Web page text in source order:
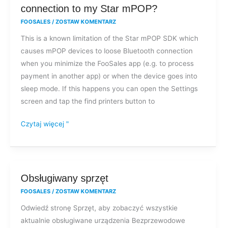
connection to my Star mPOP?
FOOSALES / ZOSTAW KOMENTARZ
This is a known limitation of the Star mPOP SDK which
causes mPOP devices to loose Bluetooth connection
when you minimize the FooSales app (e.g. to process
payment in another app) or when the device goes into
sleep mode. If this happens you can open the Settings
screen and tap the find printers button to
does
its
Bluetooth
connection
to
my
Star
Czytaj więcej "
Obsługiwany sprzęt
FOOSALES / ZOSTAW KOMENTARZ
Odwiedź stronę Sprzęt, aby zobaczyć wszystkie
aktualnie obsługiwane urządzenia Bezprzewodowe
Obsługiwany
sprzęt